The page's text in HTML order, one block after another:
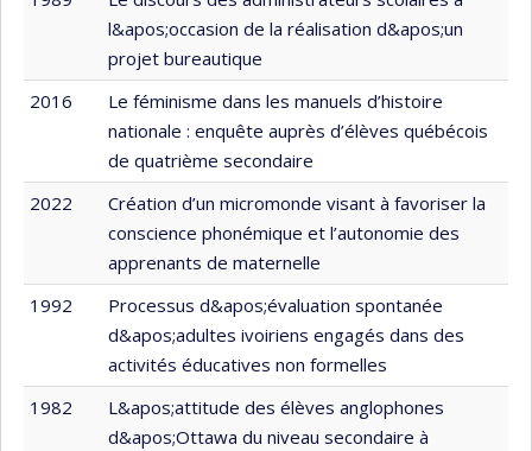
l&apos;occasion de la réalisation d&apos;un
projet bureautique
2016
Le féminisme dans les manuels d’histoire
nationale : enquête auprès d’élèves québécois
de quatrième secondaire
2022
Création d’un micromonde visant à favoriser la
conscience phonémique et l’autonomie des
apprenants de maternelle
1992
Processus d&apos;évaluation spontanée
d&apos;adultes ivoiriens engagés dans des
activités éducatives non formelles
1982
L&apos;attitude des élèves anglophones
d&apos;Ottawa du niveau secondaire à